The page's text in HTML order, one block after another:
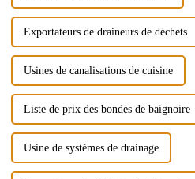
Exportateurs de draineurs de déchets
Usines de canalisations de cuisine
Liste de prix des bondes de baignoire
Usine de systèmes de drainage